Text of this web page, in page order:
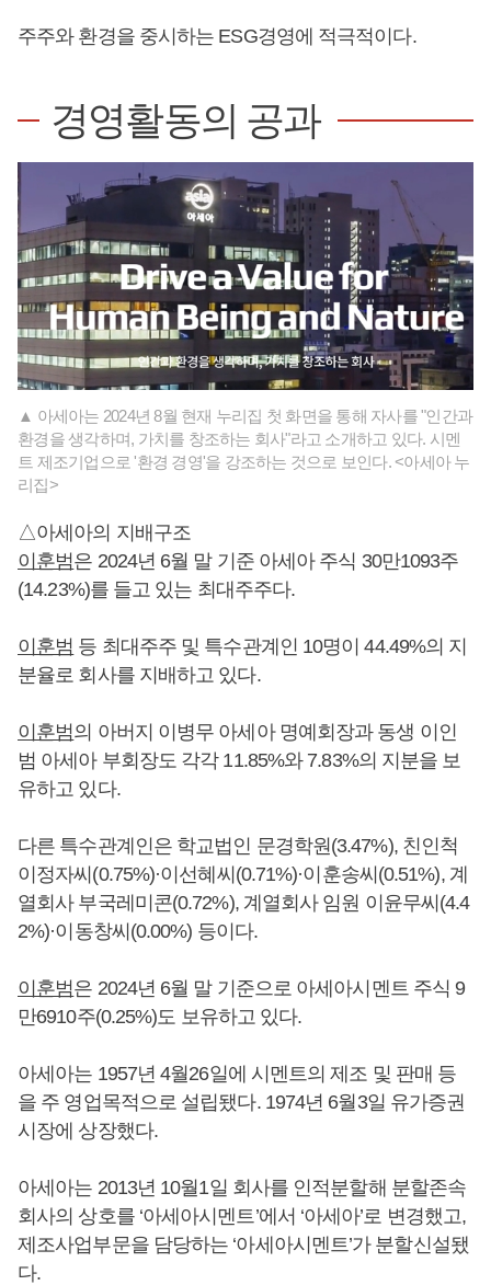
주주와 환경을 중시하는 ESG경영에 적극적이다.
경영활동의 공과
▲ 아세아는 2024년 8월 현재 누리집 첫 화면을 통해 자사를 "인간과
환경을 생각하며, 가치를 창조하는 회사"라고 소개하고 있다. 시멘
트 제조기업으로 '환경 경영'을 강조하는 것으로 보인다. <아세아 누
리집>
△아세아의 지배구조
이훈범은 2024년 6월 말 기준 아세아 주식 30만1093주
(14.23%)를 들고 있는 최대주주다.
이훈범 등 최대주주 및 특수관계인 10명이 44.49%의 지
분율로 회사를 지배하고 있다.
이훈범의 아버지 이병무 아세아 명예회장과 동생 이인
범 아세아 부회장도 각각 11.85%와 7.83%의 지분을 보
유하고 있다.
다른 특수관계인은 학교법인 문경학원(3.47%), 친인척
이정자씨(0.75%)·이선혜씨(0.71%)·이훈송씨(0.51%), 계
열회사 부국레미콘(0.72%), 계열회사 임원 이윤무씨(4.4
2%)·이동창씨(0.00%) 등이다.
이훈범은 2024년 6월 말 기준으로 아세아시멘트 주식 9
만6910주(0.25%)도 보유하고 있다.
아세아는 1957년 4월26일에 시멘트의 제조 및 판매 등
을 주 영업목적으로 설립됐다. 1974년 6월3일 유가증권
시장에 상장했다.
아세아는 2013년 10월1일 회사를 인적분할해 분할존속
회사의 상호를 ‘아세아시멘트’에서 ‘아세아’로 변경했고,
제조사업부문을 담당하는 ‘아세아시멘트’가 분할신설됐
다.